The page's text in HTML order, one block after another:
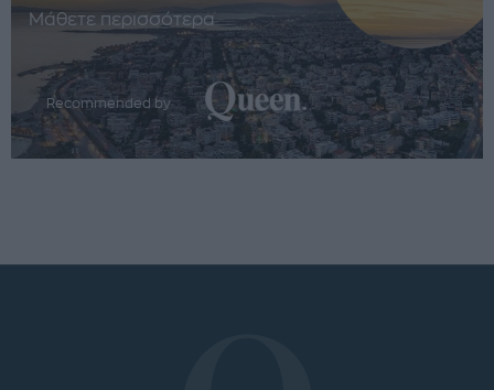
Μάθετε περισσότερα
Recommended by